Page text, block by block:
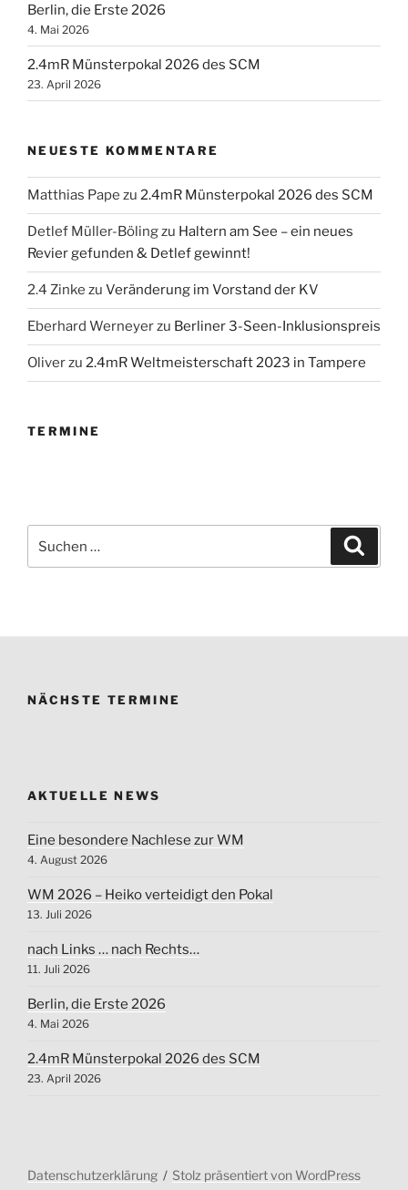
Berlin, die Erste 2026
4. Mai 2026
2.4mR Münsterpokal 2026 des SCM
23. April 2026
NEUESTE KOMMENTARE
Matthias Pape zu 2.4mR Münsterpokal 2026 des SCM
Detlef Müller-Bölingzu Haltern am See – ein neues
Revier gefunden & Detlef gewinnt!
2.4 Zinke zu Veränderung im Vorstand der KV
Eberhard Werneyerzu Berliner 3-Seen-Inklusionspreis
Oliverzu 2.4mR Weltmeisterschaft 2023 in Tampere
TERMINE
nach:
NÄCHSTE TERMINE
AKTUELLE NEWS
Eine besondere Nachlese zur WM
4. August 2026
WM 2026 – Heiko verteidigt den Pokal
13. Juli 2026
nach Links … nach Rechts…
11. Juli 2026
Berlin, die Erste 2026
4. Mai 2026
2.4mR Münsterpokal 2026 des SCM
23. April 2026
Datenschutzerklärung Stolz präsentiert von WordPress